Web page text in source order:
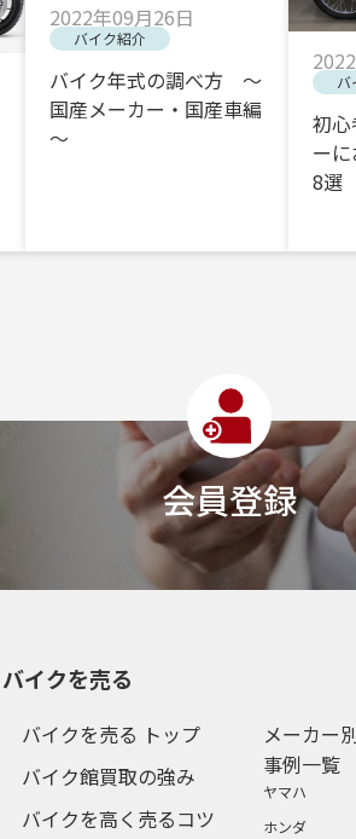
2022年09月26日
バイク紹介
バイク年式の調べ方 ～
国産メーカー・国産車編
～
バ
初
ー
8選
会員登録
バイクを売る
バイクを売る トップ
バイク館買取の強み
バイクを高く売るコツ
メーカー
事例一覧
ヤマハ
ホンダ